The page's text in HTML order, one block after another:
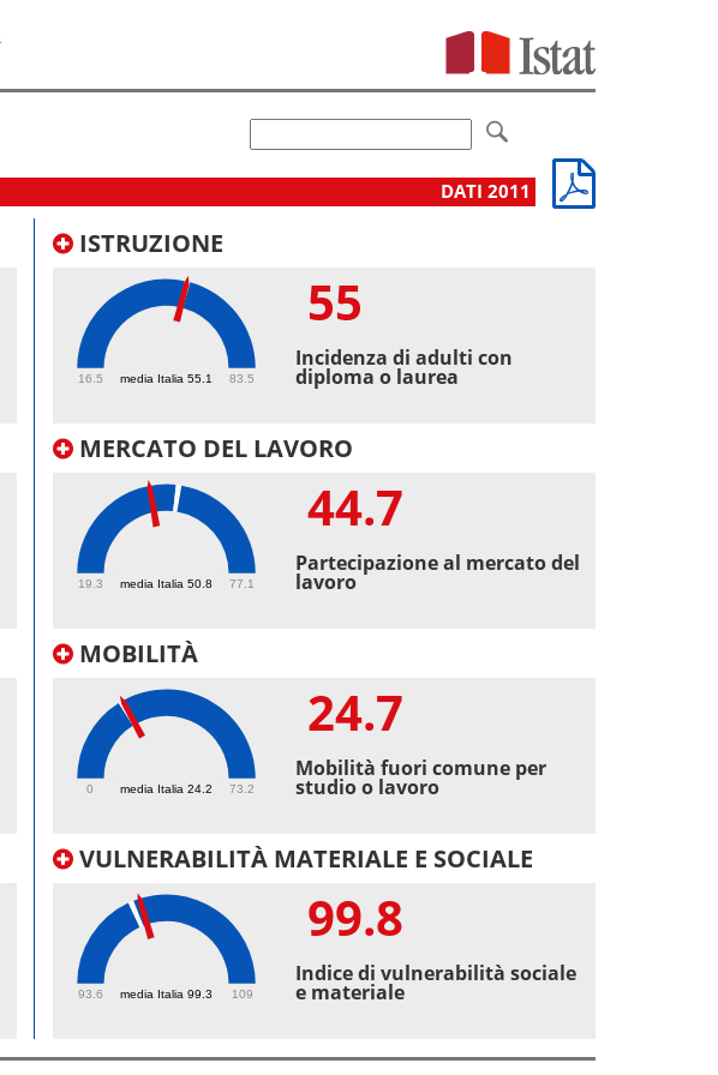
DATI 2011
ISTRUZIONE
media Italia 55.1
16.5 83.5
55
Incidenza di adulti con
diploma o laurea
MERCATO DEL LAVORO
media Italia 50.8
19.3 77.1
44.7
Partecipazione al mercato del
lavoro
MOBILITÀ
media Italia 24.2
0 73.2
24.7
Mobilità fuori comune per
studio o lavoro
VULNERABILITÀ MATERIALE E SOCIALE
media Italia 99.3
93.6 109
99.8
Indice di vulnerabilità sociale
e materiale